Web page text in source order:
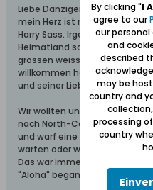
Liebe Danziger,
mein Herz ist mit Euch allen
Harry Sass. Irgendwie fühle
Heimatland so sehr geliebt
grossen weissen Merces-
willkommen heisst wegen
und seiner Liebe für alle
Wir wollten uns immer
nach North-Carolina zu
und warf eine Münze, oder
warten oder wir sagten wir
Das war immer der Dialog mit
"Aloha" begann.
By clicking "I
agree to our
our
and
described
may be
country and
processing
country